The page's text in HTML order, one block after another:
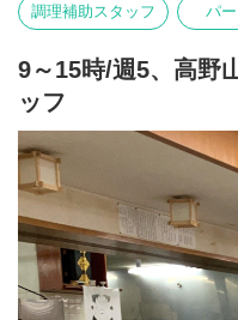
調理補助スタッフ パー
9～15時/週5、高野
ッフ